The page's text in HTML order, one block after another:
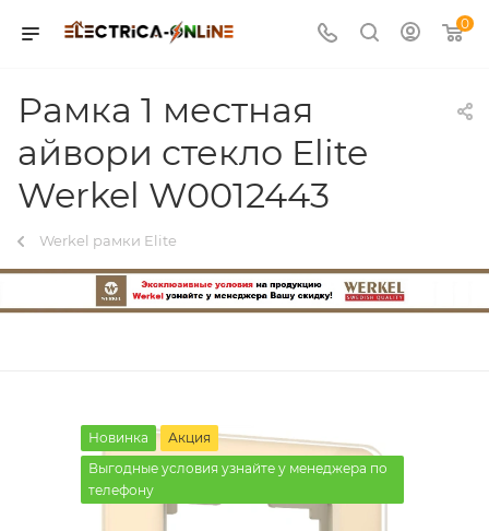
0
Рамка 1 местная
айвори стекло Elite
Werkel W0012443
Werkel рамки Elite
Новинка
Акция
Выгодные условия узнайте у менеджера по
телефону